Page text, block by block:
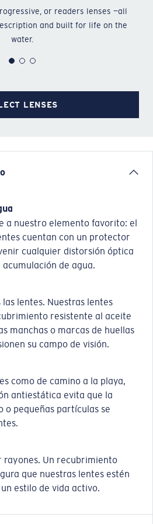
or readers lenses —all
and built for life on the
water.
LENSES
a nuestro elemento favorito: el
cuentan con un protector
cualquier distorsión óptica
de agua.
lentes. Nuestras lentes
resistente al aceite
manchas o marcas de huellas
su campo de visión.
como de camino a la playa,
antiestática evita que la
o pequeñas partículas se
rayones. Un recubrimiento
que nuestras lentes estén
estilo de vida activo.